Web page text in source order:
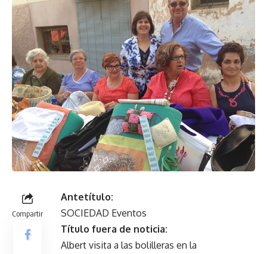
Compartir
Antetítulo:
SOCIEDAD Eventos
Título fuera de noticia:
Albert visita a las bolilleras en la